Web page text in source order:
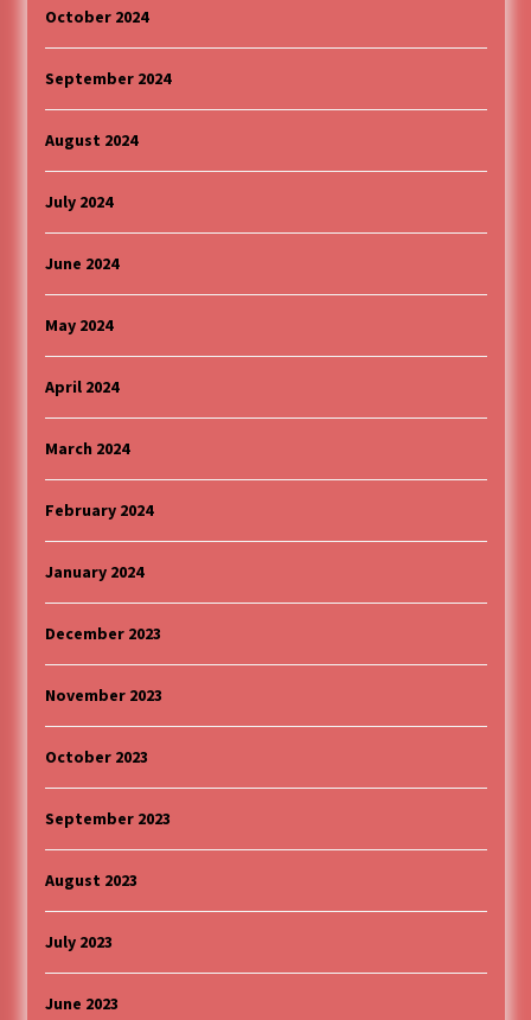
October 2024
September 2024
August 2024
July 2024
June 2024
May 2024
April 2024
March 2024
February 2024
January 2024
December 2023
November 2023
October 2023
September 2023
August 2023
July 2023
June 2023